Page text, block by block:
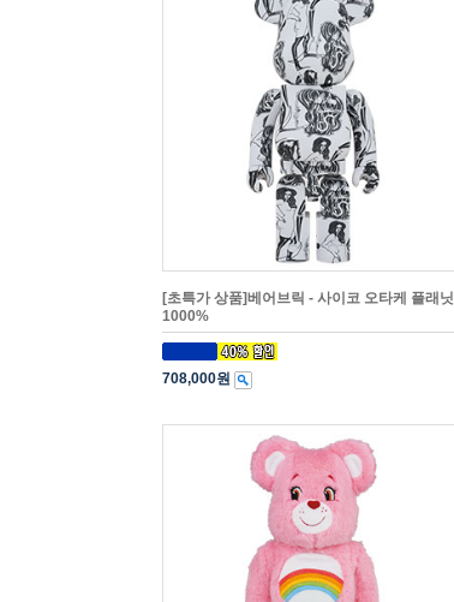
[초특가 상품]베어브릭 - 사이코 오타케 플래닛
1000%
708,000원